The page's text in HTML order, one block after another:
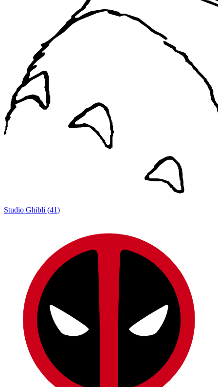
Studio Ghibli (41)